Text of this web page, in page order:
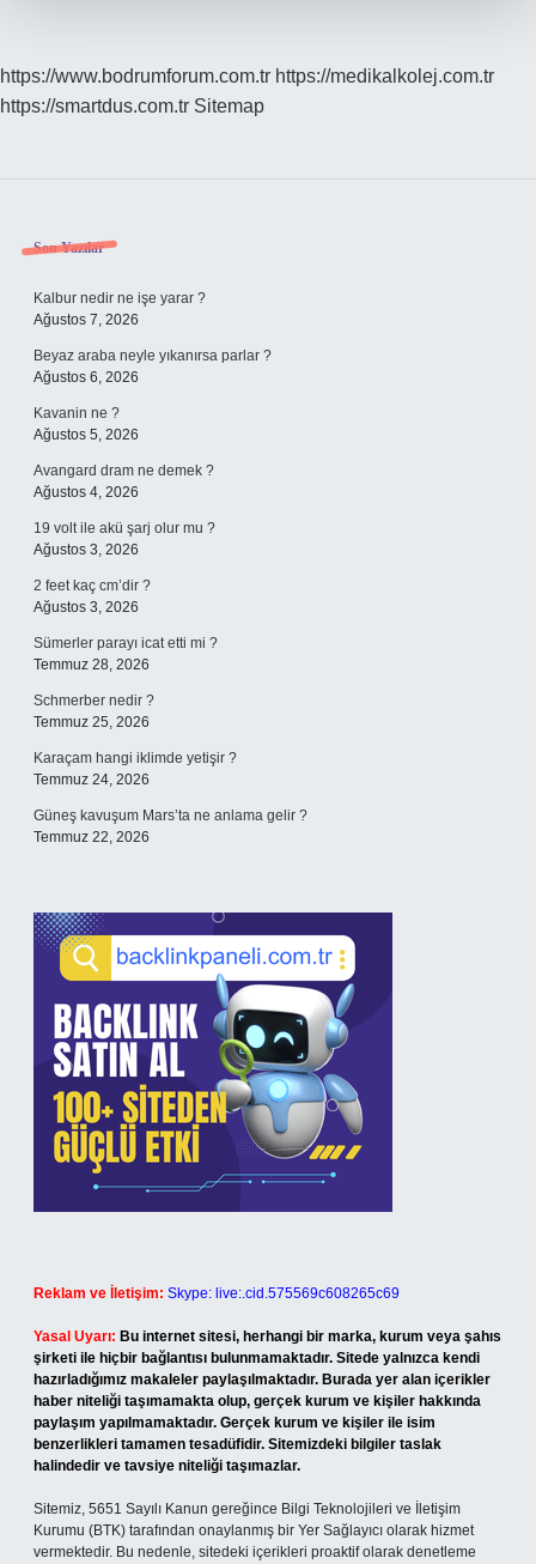
https://www.bodrumforum.com.tr https://medikalkolej.com.tr
https://smartdus.com.tr Sitemap
Sidebar
Son Yazılar
Kalbur nedir ne işe yarar ?
Ağustos 7, 2026
Beyaz araba neyle yıkanırsa parlar ?
Ağustos 6, 2026
Kavanin ne ?
Ağustos 5, 2026
Avangard dram ne demek ?
Ağustos 4, 2026
19 volt ile akü şarj olur mu ?
Ağustos 3, 2026
2 feet kaç cm’dir ?
Ağustos 3, 2026
Sümerler parayı icat etti mi ?
Temmuz 28, 2026
Schmerber nedir ?
Temmuz 25, 2026
Karaçam hangi iklimde yetişir ?
Temmuz 24, 2026
Güneş kavuşum Mars’ta ne anlama gelir ?
Temmuz 22, 2026
Reklam ve İletişim: Skype: live:.cid.575569c608265c69
Yasal Uyarı: Bu internet sitesi, herhangi bir marka, kurum veya şahıs
şirketi ile hiçbir bağlantısı bulunmamaktadır. Sitede yalnızca kendi
hazırladığımız makaleler paylaşılmaktadır. Burada yer alan içerikler
haber niteliği taşımamakta olup, gerçek kurum ve kişiler hakkında
paylaşım yapılmamaktadır. Gerçek kurum ve kişiler ile isim
benzerlikleri tamamen tesadüfidir. Sitemizdeki bilgiler taslak
halindedir ve tavsiye niteliği taşımazlar.
Sitemiz, 5651 Sayılı Kanun gereğince Bilgi Teknolojileri ve İletişim
Kurumu (BTK) tarafından onaylanmış bir Yer Sağlayıcı olarak hizmet
vermektedir. Bu nedenle, sitedeki içerikleri proaktif olarak denetleme